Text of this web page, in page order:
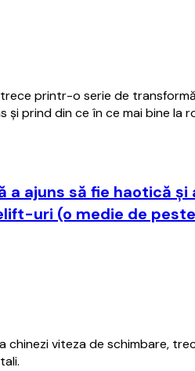
trece printr-o serie de
şi prind din ce în ce mai bine la
a ajuns să fie haotică
uri (o medie de
chinezi viteza de schimbare,